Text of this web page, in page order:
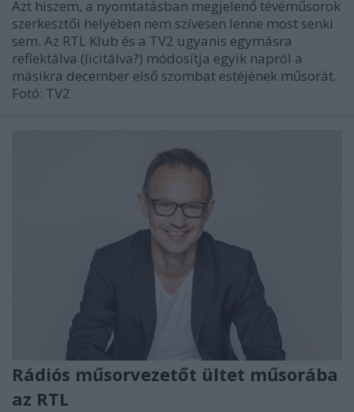
Azt hiszem, a nyomtatásban megjelenő tévéműsorok
szerkesztői helyében nem szívesen lenne most senki
sem. Az RTL Klub és a TV2 ugyanis egymásra
reflektálva (licitálva?) módosítja egyik napról a
másikra december első szombat estéjének műsorát.
Fotó: TV2
Rádiós műsorvezetőt ültet műsorába
az RTL